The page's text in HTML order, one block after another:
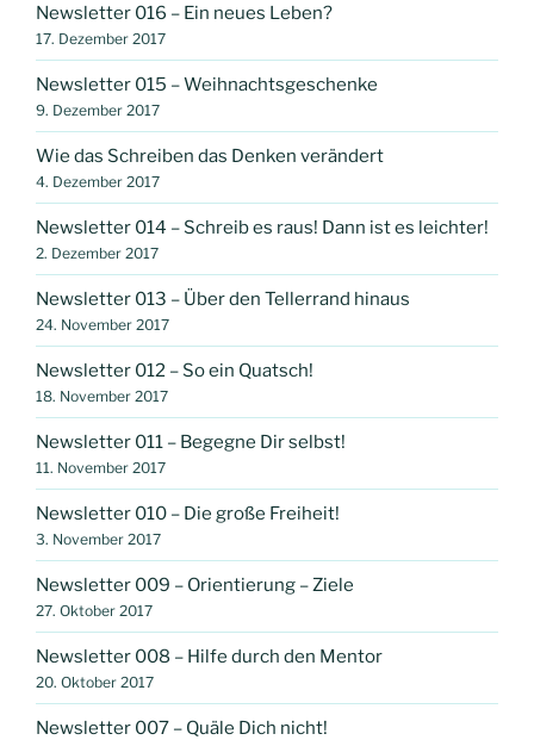
Newsletter 016 – Ein neues Leben?
17. Dezember 2017
Newsletter 015 – Weihnachtsgeschenke
9. Dezember 2017
Wie das Schreiben das Denken verändert
4. Dezember 2017
Newsletter 014 – Schreib es raus! Dann ist es leichter!
2. Dezember 2017
Newsletter 013 – Über den Tellerrand hinaus
24. November 2017
Newsletter 012 – So ein Quatsch!
18. November 2017
Newsletter 011 – Begegne Dir selbst!
11. November 2017
Newsletter 010 – Die große Freiheit!
3. November 2017
Newsletter 009 – Orientierung – Ziele
27. Oktober 2017
Newsletter 008 – Hilfe durch den Mentor
20. Oktober 2017
Newsletter 007 – Quäle Dich nicht!